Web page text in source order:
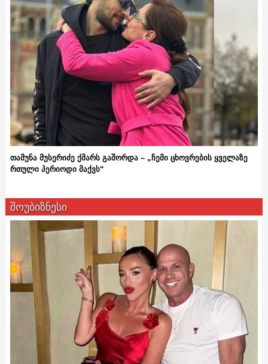
თამუნა მუსერიძე ქმარს გაშორდა – „ჩემი ცხოვრების ყველაზე
რთული პერიოდი მაქვს“
შოუბიზნესი